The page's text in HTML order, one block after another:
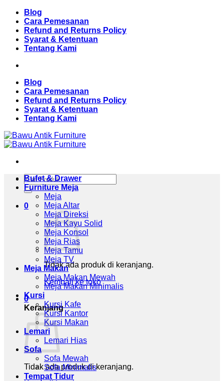
Skip
content
Blog
Cara Pemesanan
Refund and Returns Policy
Syarat & Ketentuan
Tentang Kami
Blog
Cara Pemesanan
Refund and Returns Policy
Syarat & Ketentuan
Tentang Kami
Pencarian
untuk:
0
Tidak ada produk di keranjang.
Kembali ke toko
0
Keranjang
Tidak ada produk di keranjang.
Bufet & Drawer
Furniture Meja
Meja
Meja Altar
Meja Direksi
Meja Kayu Solid
Meja Konsol
Meja Rias
Meja Tamu
Meja TV
Meja Makan
Meja Makan Mewah
Meja Makan Minimalis
Kursi
Kursi Kafe
Kursi Kantor
Kursi Makan
Lemari
Lemari Hias
Sofa
Sofa Mewah
Sofa Minimalis
Tempat Tidur